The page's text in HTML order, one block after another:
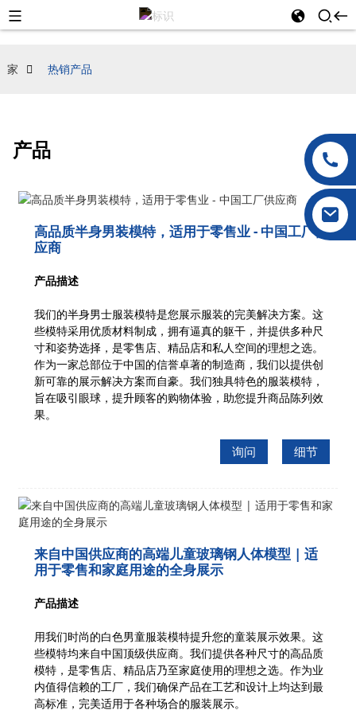
家 热销产品
产品
高品质半身男装模特，适用于零售业 - 中国工厂供
应商
产品描述
我们的半身男士服装模特是您展示服装的完美解决方案。这
些模特采用优质材料制成，拥有逼真的躯干，并提供多种尺
寸和姿势选择，是零售店、精品店和私人空间的理想之选。
作为一家总部位于中国的信誉卓著的制造商，我们以提供创
新可靠的展示解决方案而自豪。我们独具特色的服装模特，
旨在吸引眼球，提升顾客的购物体验，助您提升商品陈列效
果。
询问 细节
来自中国供应商的高端儿童玻璃钢人体模型 | 适
用于零售和家庭用途的全身展示
产品描述
用我们时尚的白色男童服装模特提升您的童装展示效果。这
些模特均来自中国顶级供应商。我们提供各种尺寸的高品质
模特，是零售店、精品店乃至家庭使用的理想之选。作为业
内值得信赖的工厂，我们确保产品在工艺和设计上均达到最
高标准，完美适用于各种场合的服装展示。